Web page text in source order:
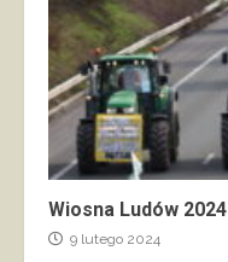
Wiosna Ludów 2024
9 lutego 2024